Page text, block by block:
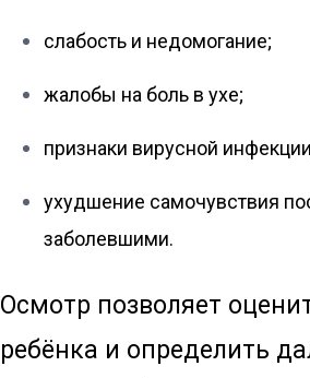
слабость и недомогание;
жалобы на боль в ухе;
признаки вирусной
ухудшение самочувствия
заболевшими.
Осмотр позволяет
ребёнка и определить